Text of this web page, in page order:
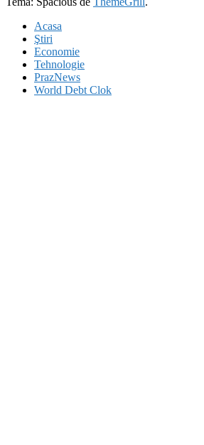
Acasa
Ştiri
Economie
Tehnologie
PrazNews
World Debt Clok